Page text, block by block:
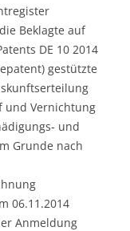
Beklagte auf
DE 10 2014
gestützte
und Vernichtung
und
Grunde nach
06.11.2014
Anmeldung